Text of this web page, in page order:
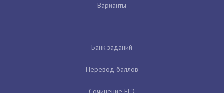
Варианты
Банк заданий
Перевод баллов